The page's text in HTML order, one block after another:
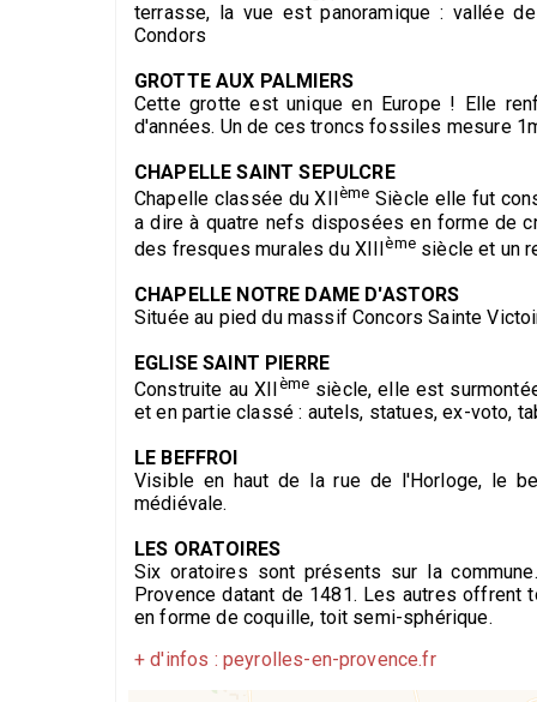
terrasse, la vue est panoramique : vallée
Condors
GROTTE AUX PALMIERS
Cette grotte est unique en Europe ! Elle
d'années. Un de ces troncs fossiles mesure
CHAPELLE SAINT SEPULCRE
Chapelle classée du XII
ème Siècle elle fut
a dire à quatre nefs disposées en forme de
des fresques murales du XIIIèmesiècle et un
CHAPELLE NOTRE DAME D'ASTORS
Située au pied du massif Concors Sainte
EGLISE SAINT PIERRE
Construite au XII
ème siècle, elle est
et en partie classé : autels, statues, ex-voto,
LE BEFFROI
Visible en haut de la rue de l'Horloge, le
médiévale.
LES ORATOIRES
Six oratoires sont présents sur la
Provence datant de 1481. Les autres offrent
en forme de coquille, toit semi-sphérique.
+ d'infos : peyrolles-en-provence.fr